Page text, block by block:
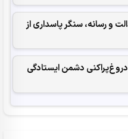
و رسانه، سنگر پاسداری از
دروغ‌پراکنی دشمن ایستادگی